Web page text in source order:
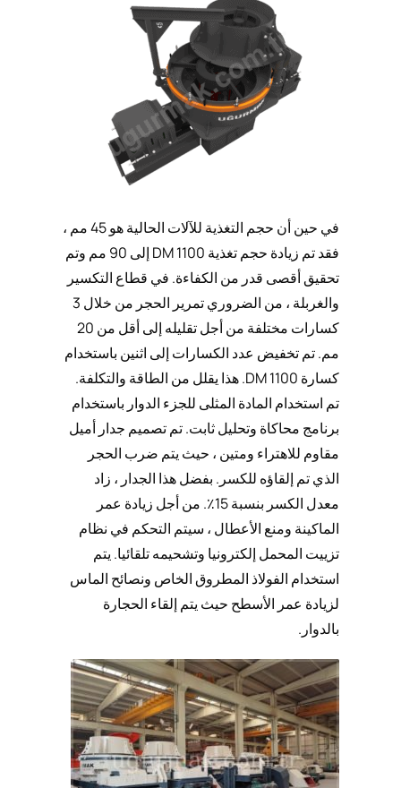
في حين أن حجم التغذية للآلات الحالية هو 45 مم ،
فقد تم زيادة حجم تغذية DM 1100 إلى 90 مم وتم
تحقيق أقصى قدر من الكفاءة. في قطاع التكسير
والغربلة ، من الضروري تمرير الحجر من خلال 3
كسارات مختلفة من أجل تقليله إلى أقل من 20
مم. تم تخفيض عدد الكسارات إلى اثنين باستخدام
كسارة DM 1100. هذا يقلل من الطاقة والتكلفة.
تم استخدام المادة المثلى للجزء الدوار باستخدام
برنامج محاكاة وتحليل ثابت. تم تصميم جدار أميل
مقاوم للاهتراء ومتين ، حيث يتم ضرب الحجر
الذي تم إلقاؤه للكسر. بفضل هذا الجدار ، زاد
معدل الكسر بنسبة 15٪. من أجل زيادة عمر
الماكينة ومنع الأعطال ، سيتم التحكم في نظام
تزييت المحمل إلكترونيا وتشحيمه تلقائيا. يتم
استخدام الفولاذ المطروق الخاص ونصائح الماس
لزيادة عمر الأسطح حيث يتم إلقاء الحجارة
بالدوار.